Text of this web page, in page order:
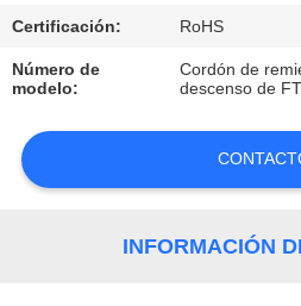
ÉNTRENOS
EN
CONTACTO
CON
Certificación: RoHS
Número de
modelo:
Cordón de
descenso de
INFORMACIÓN